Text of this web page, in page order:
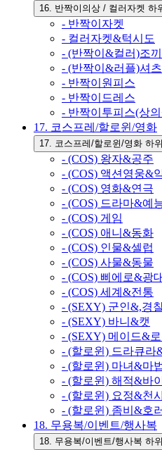
16. 반짝이의상 / 컬러자켓 하
- 반짝이자켓
- 컬러자켓&턱시도
- (반짝이&컬러)조
- (반짝이&러플)셔츠
- 반짝이원피스
- 반짝이드레스
- 반짝이투피스(상
17. 코스프레/할로윈/영화
17. 코스프레/할로윈/영화 하
- (COS) 왕자&공주
- (COS) 액션영웅&
- (COS) 영화&연극
- (COS) 드라마&예
- (COS) 게임
- (COS) 애니&동화
- (COS) 인물&셀럽
- (COS) 사물&동물
- (COS) 삐에로&광대
- (COS) 세계&전통
- (SEXY) 군인&,경
- (SEXY) 바니&캣
- (SEXY) 메이드&
- (할로윈) 드라큐라
- (할로윈) 마녀&마
- (할로윈) 해적&바
- (할로윈) 요정&천
- (할로윈) 좀비&호러
18. 무용복/이벤트/행사복
18. 무용복/이벤트/행사복 하